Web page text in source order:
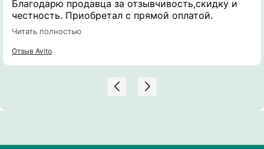
Благодарю продавца за отзывчивость,скидку и
честность. Приобретал с прямой оплатой.
Получил именно те часы о которых
интересовался и задавал вопросы. Рекомендую к
сотрудничеству!
Читать полностью
Отзыв Avito